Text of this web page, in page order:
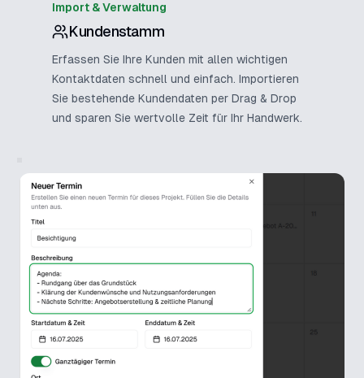
Import & Verwaltung
Kundenstamm
Erfassen Sie Ihre Kunden mit allen wichtigen
Kontaktdaten schnell und einfach. Importieren
Sie bestehende Kundendaten per Drag & Drop
und sparen Sie wertvolle Zeit für Ihr Handwerk.